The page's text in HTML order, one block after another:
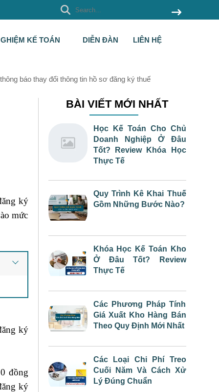
KẾ TOÁN DIỄN ĐÀN LIÊN HỆ
báo thay đổi thông tin hồ sơ đăng ký thuế
ký
mức
ký
đồng
ký
BÀI VIẾT MỚI NHẤT
Học Kế Toán Cho Chủ
Doanh Nghiệp Ở Đâu
Tốt? Review Khóa Học
Thực Tế
Quy Trình Kê Khai Thuế
Gồm Những Bước Nào?
Khóa Học Kế Toán Kho
Ở Đâu Tốt? Review
Thực Tế
Các Phương Pháp Tính
Giá Xuất Kho Hàng Bán
Theo Quy Định Mới Nhất
Các Loại Chi Phí Treo
Cuối Năm Và Cách Xử
Lý Đúng Chuẩn